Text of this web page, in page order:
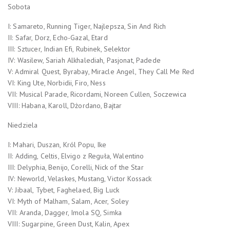
Sobota
I: Samareto, Running Tiger, Najlepsza, Sin And Rich
II: Safar, Dorz, Echo-Gazal, Etard
III: Sztucer, Indian Efi, Rubinek, Selektor
IV: Wasilew, Sariah Alkhalediah, Pasjonat, Padede
V: Admiral Quest, Byrabay, Miracle Angel, They Call Me Red
VI: King Ute, Norbidii, Firo, Ness
VII: Musical Parade, Ricordami, Noreen Cullen, Soczewica
VIII: Habana, Karoll, Dżordano, Bajtar
Niedziela
I: Mahari, Duszan, Król Popu, Ike
II: Adding, Celtis, Elvigo z Reguła, Walentino
III: Delyphia, Benijo, Corelli, Nick of the Star
IV: Neworld, Velaskes, Mustang, Victor Kossack
V: Jibaal, Tybet, Faghelaed, Big Luck
VI: Myth of Malham, Salam, Acer, Soley
VII: Aranda, Dagger, Imola SQ, Simka
VIII: Sugarpine, Green Dust, Kalin, Apex